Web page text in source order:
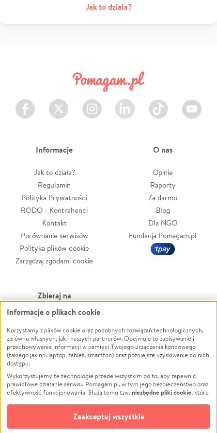
Jak to działa?
Facebook Twitter Instagram LinkedIn TikTok Youtube
Informacje
Jak to działa?
Regulamin
Polityka Prywatności
RODO - Kontrahenci
Kontakt
Porównanie serwisów
Polityka plików cookie
Zarządzaj zgodami cookie
O nas
Opinie
Raporty
Za darmo
Blog
Dla NGO
Fundacja Pomagam.pl
Zbieraj na
Leczenie
Zwierzęta
Pożar
Ukraina
Pomoc Finansowa
Projekty
Pogrzeb
Społeczność lokalna
Powódź
Wichura
NGO
Edukacja
Podróż
Impreza
Ochrona środowiska
Informacje o plikach cookie
Korzystamy z plików cookie oraz podobnych rozwiązań technologicznych,
zarówno własnych, jak i naszych partnerów. Obejmuje to zapisywanie i
przechowywanie informacji w pamięci Twojego urządzenia końcowego
(takiego jak np. laptop, tablet, smartfon) oraz późniejsze uzyskiwanie do nich
dostępu.
Wykorzystujemy te technologie przede wszystkim po to, aby zapewnić
prawidłowe działanie serwisu Pomagam.pl, w tym jego bezpieczeństwo oraz
efektywność funkcjonowania. Służą temu tzw.niezbędne pliki cookie, które
opcjonalnych plików cookie
technologii do celów analitycznych i retargetingowych. Możesz wyrazić
zgodę na ich stosowanie lub jej odmówić. W dowolnym momencie masz
Zaakceptuj wszystkie